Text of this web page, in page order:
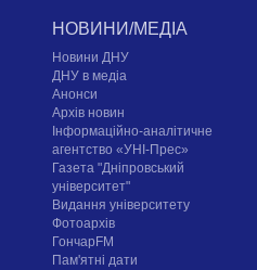
НОВИНИ/МЕДІА
Новини ДНУ
ДНУ в медіа
Анонси
Архів новин
Інформаційно-аналітичне
агентство «УНІ-Прес»
Газета "Дніпровський
університет"
Видання університету
Фотоархів
ГончарFM
Пам'ятні дати